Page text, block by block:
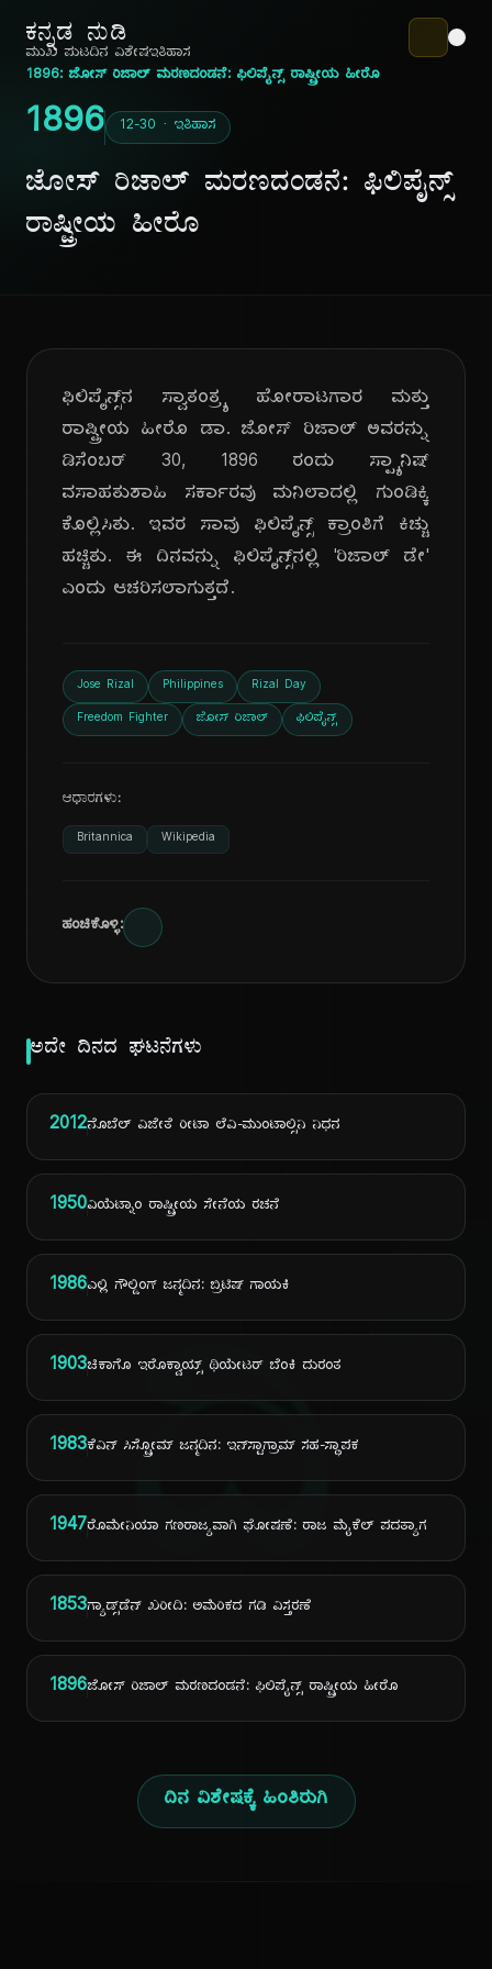
ಕನ್ನಡ ನುಡಿ
ದಿ
ಮುಖ ಪುಟದಿನ ವಿಶೇಷಇತಿಹಾಸ
1896: ಜೋಸ್ ರಿಜಾಲ್ ಮರಣದಂಡನೆ: ಫಿಲಿಪೈನ್ಸ್ ರಾಷ್ಟ್ರೀಯ ಹೀರೊ
1896 12-30 · ಇತಿಹಾಸ
ಜೋಸ್ ರಿಜಾಲ್ ಮರಣದಂಡನೆ: ಫಿಲಿಪೈನ್ಸ್
ರಾಷ್ಟ್ರೀಯ ಹೀರೊ
ಫಿಲಿಪೈನ್ಸ್‌ನ ಸ್ವಾತಂತ್ರ್ಯ ಹೋರಾಟಗಾರ ಮತ್ತು
ರಾಷ್ಟ್ರೀಯ ಹೀರೊ ಡಾ. ಜೋಸ್ ರಿಜಾಲ್ ಅವರನ್ನು
ಡಿಸೆಂಬರ್ 30, 1896 ರಂದು ಸ್ಪ್ಯಾನಿಷ್
ವಸಾಹತುಶಾಹಿ ಸರ್ಕಾರವು ಮನಿಲಾದಲ್ಲಿ ಗುಂಡಿಕ್ಕಿ
ಕೊಲ್ಲಿಸಿತು. ಇವರ ಸಾವು ಫಿಲಿಪೈನ್ಸ್ ಕ್ರಾಂತಿಗೆ ಕಿಚ್ಚು
ಹಚ್ಚಿತು. ಈ ದಿನವನ್ನು ಫಿಲಿಪೈನ್ಸ್‌ನಲ್ಲಿ 'ರಿಜಾಲ್ ಡೇ'
ಎಂದು ಆಚರಿಸಲಾಗುತ್ತದೆ.
Jose Rizal Philippines Rizal Day
Freedom Fighter ಜೋಸ್ ರಿಜಾಲ್ ಫಿಲಿಪೈನ್ಸ್
ಆಧಾರಗಳು:
Britannica Wikipedia
ಹಂಚಿಕೊಳ್ಳಿ:
ಅದೇ ದಿನದ ಘಟನೆಗಳು
2012ನೊಬೆಲ್ ವಿಜೇತೆ ರೀಟಾ ಲೆವಿ-ಮುಂಟಾಲ್ಸಿನಿ ನಿಧನ
1950ವಿಯೆಟ್ನಾಂ ರಾಷ್ಟ್ರೀಯ ಸೇನೆಯ ರಚನೆ
1986ಎಲ್ಲಿ ಗೌಲ್ಡಿಂಗ್ ಜನ್ಮದಿನ: ಬ್ರಿಟಿಷ್ ಗಾಯಕಿ
1903ಚಿಕಾಗೊ ಇರೊಕ್ವಾಯ್ಸ್ ಥಿಯೇಟರ್ ಬೆಂಕಿ ದುರಂತ
1983ಕೆವಿನ್ ಸಿಸ್ಟ್ರೋಮ್ ಜನ್ಮದಿನ: ಇನ್‌ಸ್ಟಾಗ್ರಾಮ್ ಸಹ-ಸ್ಥಾಪಕ
1947ರೊಮೇನಿಯಾ ಗಣರಾಜ್ಯವಾಗಿ ಘೋಷಣೆ: ರಾಜ ಮೈಕೆಲ್ ಪದತ್ಯಾಗ
1853ಗ್ಯಾಡ್ಸ್‌ಡೆನ್ ಖರೀದಿ: ಅಮೆರಿಕದ ಗಡಿ ವಿಸ್ತರಣೆ
1896ಜೋಸ್ ರಿಜಾಲ್ ಮರಣದಂಡನೆ: ಫಿಲಿಪೈನ್ಸ್ ರಾಷ್ಟ್ರೀಯ ಹೀರೊ
ದಿನ ವಿಶೇಷಕ್ಕೆ ಹಿಂತಿರುಗಿ